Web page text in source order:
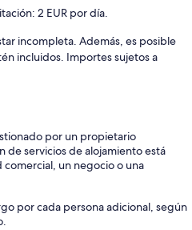
2 EUR por día.
incompleta. Además, es posible
incluidos. Importes sujetos a
por un propietario
de servicios de alojamiento está
comercial, un negocio o una
por cada persona adicional, según